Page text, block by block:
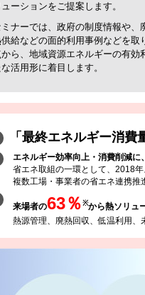
ーションをご提案します。
ナーでは、政府の制度情報や
給などの面的利用事例などを
ら、地域資源エネルギーの有
活用形に着目します。
「最終エネルギー消費
エネルギー効率向上・消費削減に
省エネ取組の一環として、2018
複数工場・事業者の省エネ連携推
来場者の63％※から熱ソリュ
熱源管理、廃熱回収、低温利用